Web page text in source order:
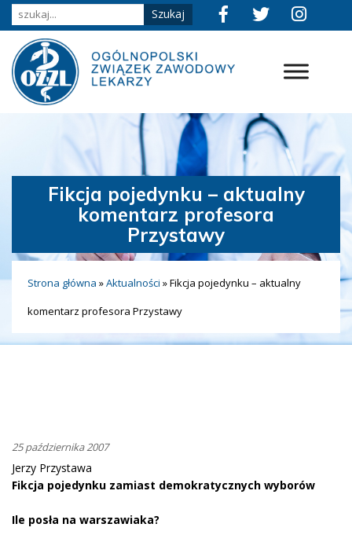
Fikcja pojedynku – aktualny
komentarz profesora
Przystawy
Strona główna »Aktualności »Fikcja pojedynku – aktualny
komentarz profesora Przystawy
25 października 2007
Jerzy Przystawa
Fikcja pojedynku zamiast demokratycznych wyborów
Ile posła na warszawiaka?